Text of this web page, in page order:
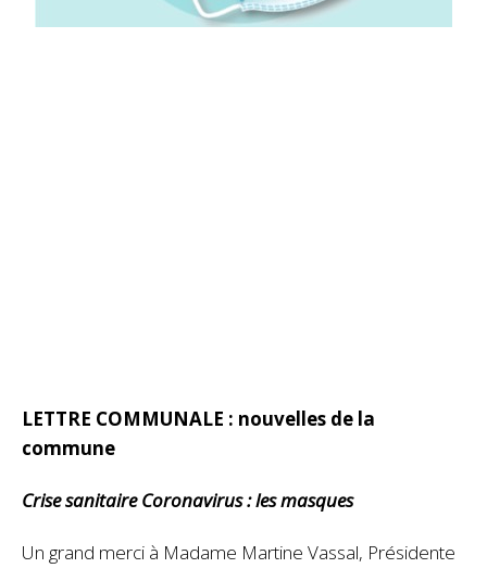
LETTRE COMMUNALE : nouvelles de la
commune
Crise sanitaire Coronavirus : les masques
Un grand merci à Madame Martine Vassal, Présidente